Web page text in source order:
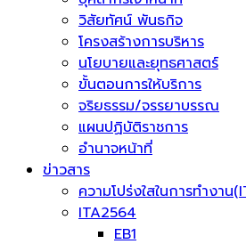
วิสัยทัศน์ พันธกิจ
โครงสร้างการบริหาร
นโยบายและยุทธศาสตร์
ขั้นตอนการให้บริการ
จริยธรรม/จรรยาบรรณ
แผนปฏิบัติราชการ
อำนาจหน้าที่
ข่าวสาร
ความโปร่งใสในการทำงาน
ITA2564
EB1